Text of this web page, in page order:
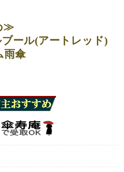
≫
ール(アートレッド)
雨傘